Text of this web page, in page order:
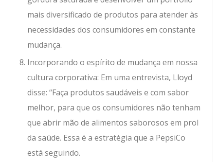
mais diversificado de produtos para atender às
necessidades dos consumidores em constante
mudança.
Incorporando o espírito de mudança em nossa
cultura corporativa: Em uma entrevista, Lloyd
disse: “Faça produtos saudáveis ​​e com sabor
melhor, para que os consumidores não tenham
que abrir mão de alimentos saborosos em prol
da saúde. Essa é a estratégia que a PepsiCo
está seguindo.